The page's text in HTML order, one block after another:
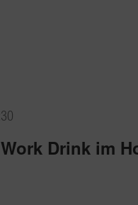
Drink im